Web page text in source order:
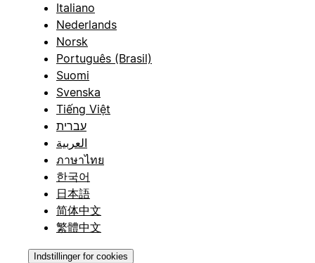
Italiano
Nederlands
Norsk
Português (Brasil)
Suomi
Svenska
Tiếng Việt
עברית
العربية
ภาษาไทย
한국어
日本語
简体中文
繁體中文
Indstillinger for cookies